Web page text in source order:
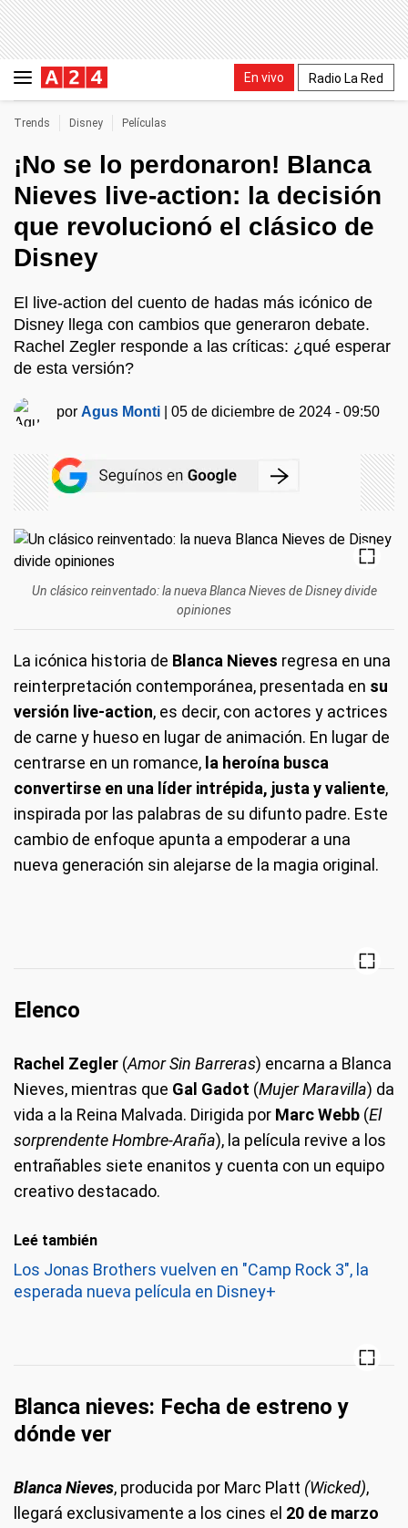
En vivo Radio La Red
Trends Disney Películas
¡No se lo perdonaron! Blanca
Nieves live-action: la decisión
que revolucionó el clásico de
Disney
El live-action del cuento de hadas más icónico de
Disney llega con cambios que generaron debate.
Rachel Zegler responde a las críticas: ¿qué esperar
de esta versión?
porAgus Monti |05 de diciembre de 2024 - 09:50
Un clásico reinventado: la nueva Blanca Nieves de Disney divide
opiniones
La icónica historia de Blanca Nieves regresa en una
reinterpretación contemporánea, presentada en su
versión live-action, es decir, con actores y actrices
de carne y hueso en lugar de animación. En lugar de
centrarse en un romance, la heroína busca
convertirse en una líder intrépida, justa y valiente,
inspirada por las palabras de su difunto padre. Este
cambio de enfoque apunta a empoderar a una
nueva generación sin alejarse de la magia original.
Elenco
Rachel Zegler (Amor Sin Barreras) encarna a Blanca
Nieves, mientras que Gal Gadot (Mujer Maravilla) da
vida a la Reina Malvada. Dirigida por Marc Webb (El
sorprendente Hombre-Araña), la película revive a los
entrañables siete enanitos y cuenta con un equipo
creativo destacado.
Leé también
Los Jonas Brothers vuelven en "Camp Rock 3", la
esperada nueva película en Disney+
Blanca nieves: Fecha de estreno y
dónde ver
Blanca Nieves, producida por Marc Platt (Wicked),
llegará exclusivamente a los cines el 20 de marzo